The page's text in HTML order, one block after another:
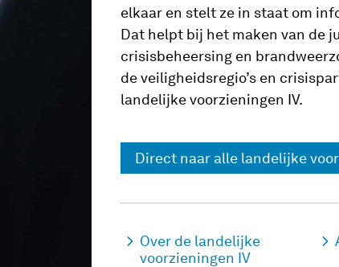
elkaar en stelt ze in staat om
Dat helpt bij het maken van de
crisisbeheersing en
de veiligheidsregio’s en
landelijke voorzieningen IV.
Direct naar alle landelijke
Over de landelijke
voorzieningen IV